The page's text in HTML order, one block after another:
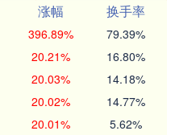
涨幅
换手率
396.89% 79.39%
20.21% 16.80%
20.03% 14.18%
20.02% 14.77%
20.01% 5.62%